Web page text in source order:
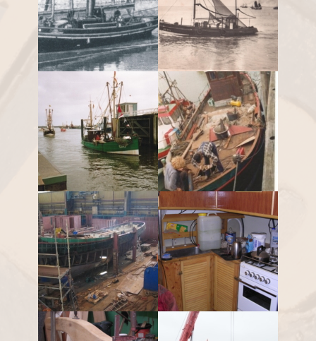
baugleicher
Dampschlepper im
Seestern HC 291
1936 oder 1937
Seestern als
Krabbenfischer Cux 3
Seestern nach dem
Verkauf 1993
Seestern in der Werft
2010
neue Kombüse